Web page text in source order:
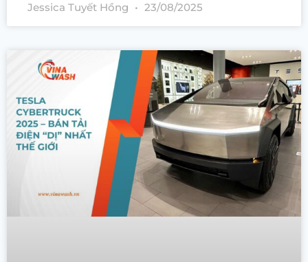
Jessica Tuyết Hồng 23/08/2025